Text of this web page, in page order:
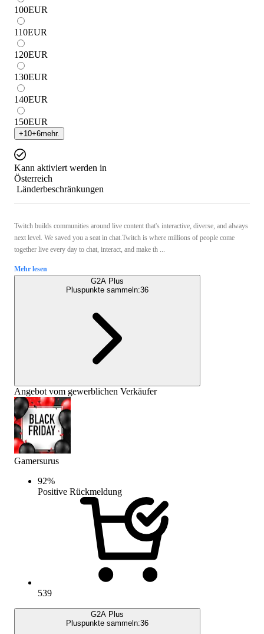
100EUR
110EUR
120EUR
130EUR
140EUR
150EUR
+10+6mehr.
Kann aktiviert werden in
Österreich
Länderbeschränkungen
Twitch builds communities around live content that's interactive, diverse, and always
next level. We saved you a seat in chat.Twitch is where millions of people come
together live every day to chat, interact, and make th ...
Mehr lesen
G2A Plus
Pluspunkte sammeln:36
Angebot vom gewerblichen Verkäufer
Gamersurus
92%
Positive Rückmeldung
539
G2A Plus
Pluspunkte sammeln:36